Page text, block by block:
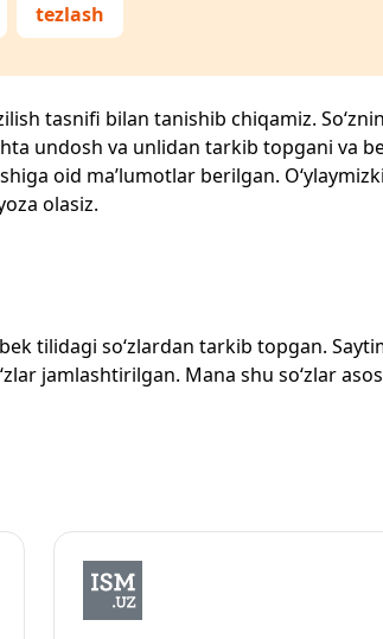
tezlash
tasnifi bilan tanishib chiqamiz.
undosh va unlidan tarkib topgani va
oid ma’lumotlar berilgan.
olasiz.
tilidagi so‘zlardan tarkib topgan.
jamlashtirilgan. Mana shu so‘zlar